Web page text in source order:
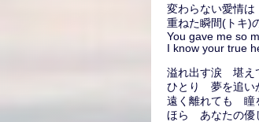
変わらない愛情は
重ねた瞬間(トキ)
You gave me so
I know your true
溢れ出す涙 堪え
ひとり 夢を追い
遠く離れても 瞳
ほら あなたの優